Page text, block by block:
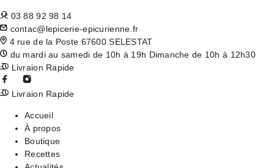
03 88 92 98 14
contac@lepicerie-epicurienne.fr
4 rue de la Poste 67600 SELESTAT
du mardi au samedi de 10h à 19h Dimanche de 10h à 12h30
Livraion Rapide
Livraion Rapide
Accueil
À propos
Boutique
Recettes